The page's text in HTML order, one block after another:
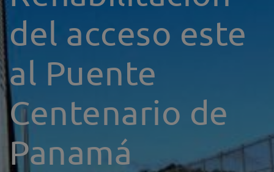
del acceso este
al Puente
Centenario de
Panamá